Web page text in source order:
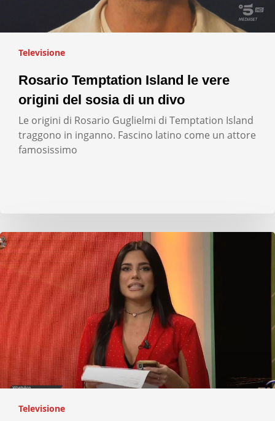
Televisione
Rosario Temptation Island le vere
origini del sosia di un divo
Le origini di Rosario Guglielmi di Temptation Island
traggono in inganno. Fascino latino come un attore
famosissimo
Televisione